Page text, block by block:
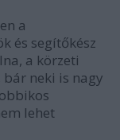
a
és segítőkész
a körzeti
neki is nagy
lehet